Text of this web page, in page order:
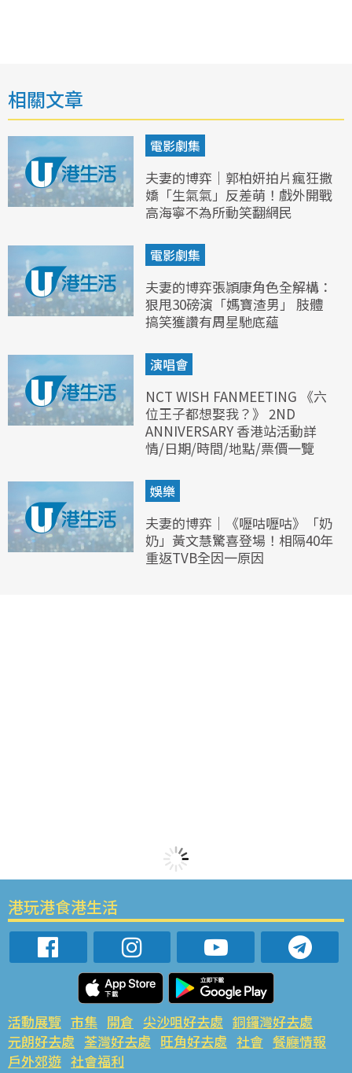
相關文章
電影劇集
夫妻的博弈｜郭柏妍拍片瘋狂撒
嬌「生氣氣」反差萌！戲外開戰
高海寧不為所動笑翻網民
電影劇集
夫妻的博弈張頴康角色全解構：
狠甩30磅演「媽寶渣男」 肢體
搞笑獲讚有周星馳底蘊
演唱會
NCT WISH FANMEETING 《六
位王子都想娶我？》 2ND
ANNIVERSARY 香港站活動詳
情/日期/時間/地點/票價一覽
娛樂
夫妻的博弈｜《嚦咕嚦咕》「奶
奶」黃文慧驚喜登場！相隔40年
重返TVB全因一原因
港玩港食港生活
活動展覽 市集 開倉 尖沙咀好去處 銅鑼灣好去處
元朗好去處 荃灣好去處 旺角好去處 社會 餐廳情報
戶外郊遊 社會福利